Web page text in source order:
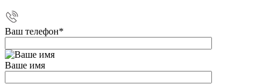
Ваш телефон*
Ваше имя